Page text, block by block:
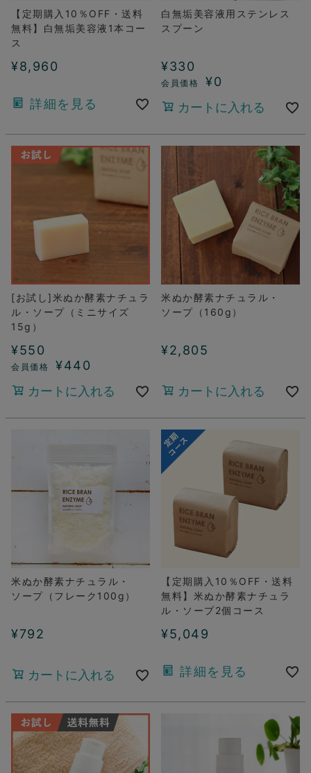
【定期購入10％OFF・送料
無料】白無垢美容液1本コー
ス
¥8,960
詳細を見る
白無垢美容液用ステンレス
スプーン
¥330
¥0
カートに入れる
[お試し]米ぬか酵素ナチュラ
ル・ソープ（ミニサイズ
15g）
¥550
¥440
カートに入れる
米ぬか酵素ナチュラル・
ソープ（160g）
¥2,805
カートに入れる
米ぬか酵素ナチュラル・
ソープ（フレーク100g）
¥792
カートに入れる
【定期購入10％OFF・送料
無料】米ぬか酵素ナチュラ
ル・ソープ2個コース
¥5,049
詳細を見る